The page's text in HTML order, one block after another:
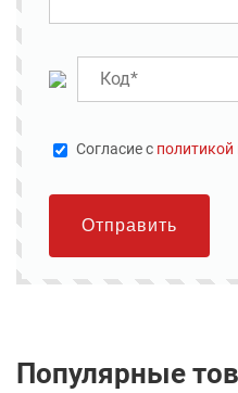
Cогласие с
Отправить
Популярные